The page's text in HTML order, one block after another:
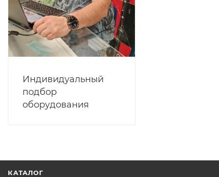
Индивидуальный
подбор
оборудования
КАТАЛОГ